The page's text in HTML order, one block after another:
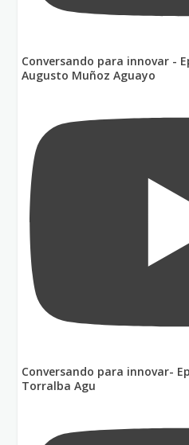
Conversando para innovar -
Augusto Muñoz Aguayo
Conversando para innovar-
Torralba Agu